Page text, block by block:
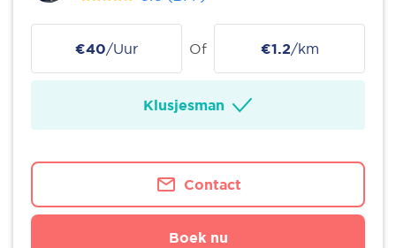
€40/Uur Of €1.2/km
Klusjesman
Contact
Boek nu